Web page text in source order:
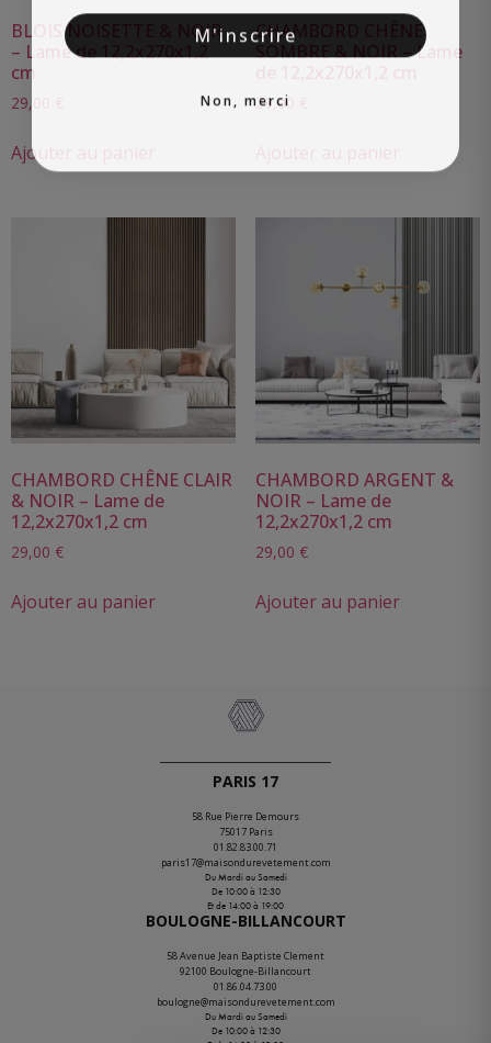
BLOIS NOISETTE & NOIR
– Lame de 12,2x270x1,2
cm
29,00
Ajouter au panier
CHAMBORD CHÊNE
SOMBRE & NOIR – Lame
29,00
CHAMBORD CHÊNE CLAIR
& NOIR – Lame de
12,2x270x1,2 cm
29,00 €
Ajouter au panier
CHAMBORD ARGENT &
NOIR – Lame de
12,2x270x1,2 cm
29,00 €
Ajouter au panier
PARIS 17
58 Rue Pierre Demours
75017 Paris
01.82.83.00.71
paris17@maisondurevetement.com
Du Mardi au Samedi
De 10:00 à 12:30
Et de 14:00 à 19:00
BOULOGNE-BILLANCOURT
58 Avenue Jean Baptiste Clement
92100 Boulogne-Billancourt
01.86.04.73.00
boulogne@maisondurevetement.com
Du Mardi au Samedi
De 10:00 à 12:30
M'inscrire
Non, merci